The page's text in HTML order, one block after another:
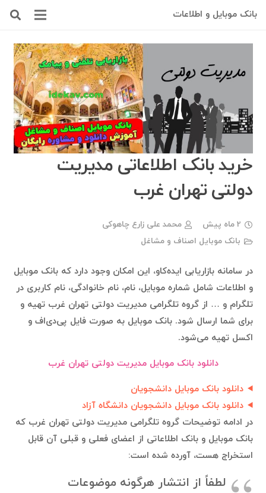
بانک موبایل و اطلاعات
خرید بانک اطلاعاتی مدیریت
دولتی تهران غرب
2 ماه پیش
محمد علی زارع چاهوکی
بانک موبایل اصناف و مشاغل
در سامانه بازاریابی ایده‌کاو، این امکان وجود دارد که بانک موبایل
و اطلاعات شامل شماره موبایل، نام، نام خانوادگی، نام کاربری در
تلگرام و … از گروه تلگرامی مدیریت دولتی تهران غرب تهیه و
برای شما ارسال شود. بانک موبایل به صورت فایل پی‌دی‌اف و
اکسل تهیه می‌شود.
دانلود بانک موبایل مدیریت دولتی تهران غرب
دانلود بانک موبایل دانشجویان
دانلود بانک موبایل دانشجویان دانشگاه آزاد
در ادامه توضیحات گروه تلگرامی مدیریت دولتی تهران غرب که
بانک موبایل و بانک اطلاعاتی از اعضای فعلی و قبلی آن قابل
استخراج هست، آورده شده است:
لطفاً از انتشار هرگونه موضوعات